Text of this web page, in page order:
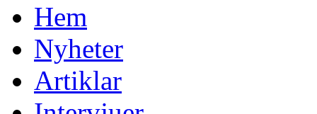
Hem
Nyheter
Artiklar